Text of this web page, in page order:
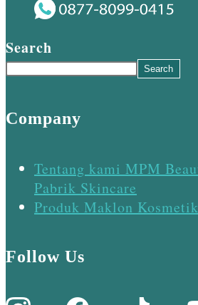
Search
Search
Company
Tentang kami MPM
Pabrik Skincare
Produk Maklon
Follow Us